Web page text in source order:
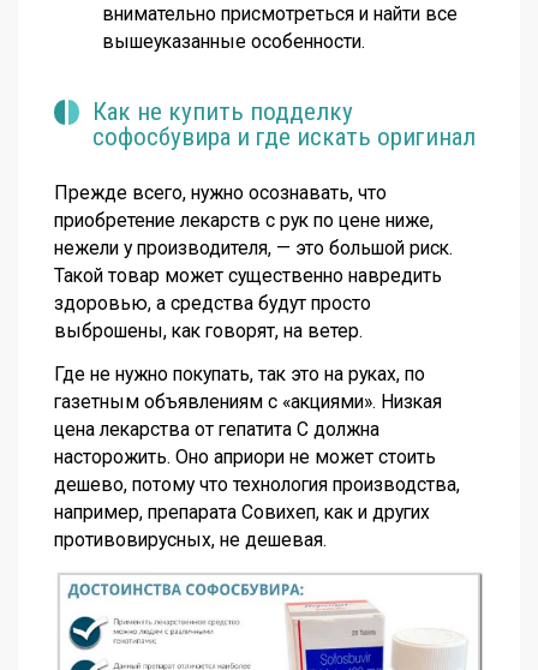
внимательно присмотреться и найти все
вышеуказанные особенности.
Как не купить подделку
софосбувира и где искать оригинал
Прежде всего, нужно осознавать, что
приобретение лекарств с рук по цене ниже,
нежели у производителя, — это большой риск.
Такой товар может существенно навредить
здоровью, а средства будут просто
выброшены, как говорят, на ветер.
Где не нужно покупать, так это на руках, по
газетным объявлениям с «акциями». Низкая
цена лекарства от гепатита С должна
насторожить. Оно априори не может стоить
дешево, потому что технология производства,
например, препарата Совихеп, как и других
противовирусных, не дешевая.